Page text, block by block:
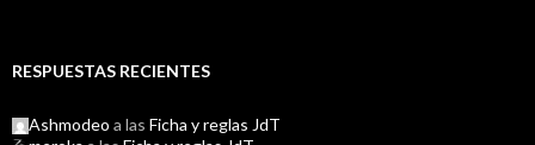
RESPUESTAS RECIENTES
Ashmodeo a las Ficha y reglas JdT